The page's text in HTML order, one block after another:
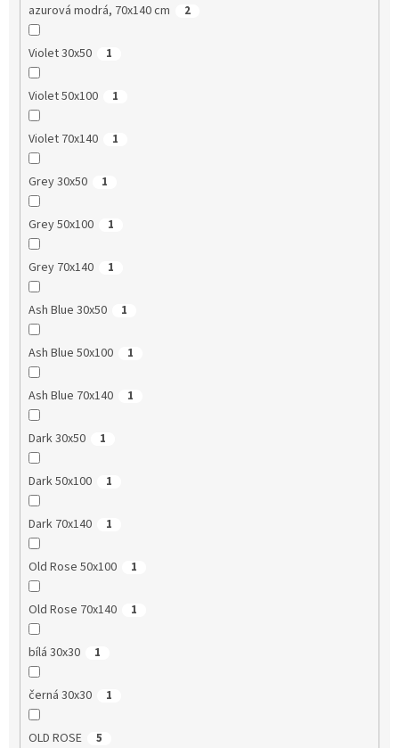
azurová modrá, 70x140 cm 2
Violet 30x50 1
Violet 50x100 1
Violet 70x140 1
Grey 30x50 1
Grey 50x100 1
Grey 70x140 1
Ash Blue 30x50 1
Ash Blue 50x100 1
Ash Blue 70x140 1
Dark 30x50 1
Dark 50x100 1
Dark 70x140 1
Old Rose 50x100 1
Old Rose 70x140 1
bílá 30x30 1
černá 30x30 1
OLD ROSE 5